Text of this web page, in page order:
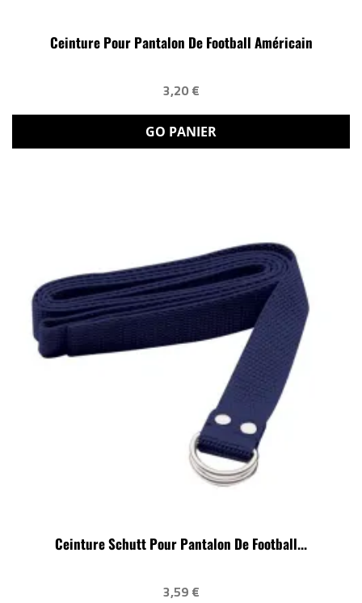
Ceinture Pour Pantalon De Football Américain
3,20 €
GO PANIER
Ceinture Schutt Pour Pantalon De Football...
3,59 €